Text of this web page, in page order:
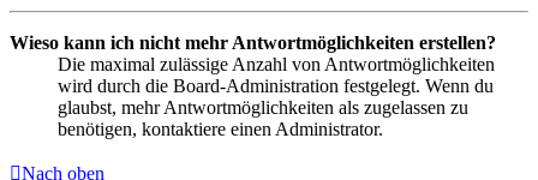
Wieso kann ich nicht mehr Antwortmöglichkeiten erstellen?
Die maximal zulässige Anzahl von Antwortmöglichkeiten
wird durch die Board-Administration festgelegt. Wenn du
glaubst, mehr Antwortmöglichkeiten als zugelassen zu
benötigen, kontaktiere einen Administrator.
Nach oben